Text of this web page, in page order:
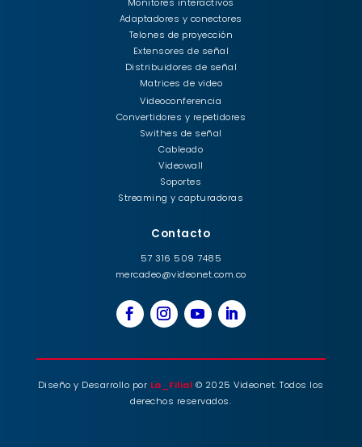
Adaptadores y conectores
Telones de proyección
Extensores de señal
Distribuidores de señal
Matrices de video
Videoconferencia
Convertidores y repetidores
Swithes de señal
Cableado
Videowall
Soportes
Streaming y capturadoras
Contacto
57 316 509 7485
mercadeo@videonet.com.co
Diseño y Desarrollo por La_Filial © 2025 Videonet. Todos los
derechos reservados.